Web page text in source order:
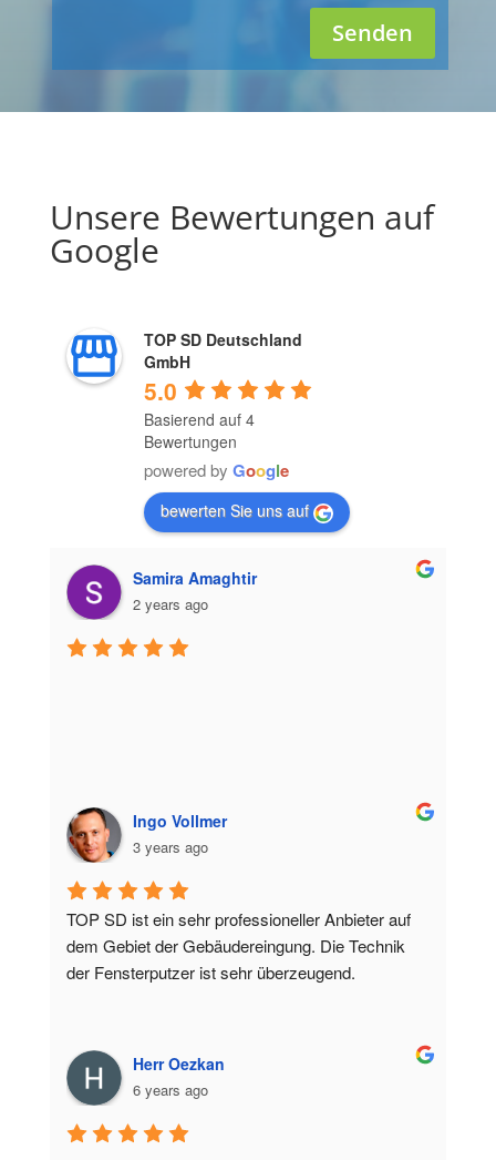
Senden
Unsere Bewertungen auf
Google
TOP SD Deutschland
GmbH
5.0
Basierend auf 4
Bewertungen
powered by Google
bewerten Sie uns auf
Samira Amaghtir
2 years ago
Ingo Vollmer
3 years ago
TOP SD ist ein sehr professioneller Anbieter auf
dem Gebiet der Gebäudereingung. Die Technik
der Fensterputzer ist sehr überzeugend.
Herr Oezkan
6 years ago